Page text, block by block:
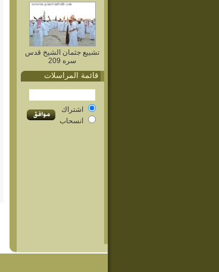
تشييع جثمان الشيخ قدس
سره 209
قائمة المراسلات
اشتراك
انسحاب